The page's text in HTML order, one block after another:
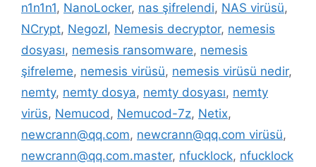
n1n1n1, NanoLocker, nas şifrelendi, NAS virüsü,
NCrypt, NegozI, Nemesis decryptor, nemesis
dosyası, nemesis ransomware, nemesis
şifreleme, nemesis virüsü, nemesis virüsü nedir,
nemty, nemty dosya, nemty dosyası, nemty
virüs, Nemucod, Nemucod-7z, Netix,
newcrann@qq.com, newcrann@qq.com virüsü,
newcrann@qq.com.master, nfucklock, nfucklock